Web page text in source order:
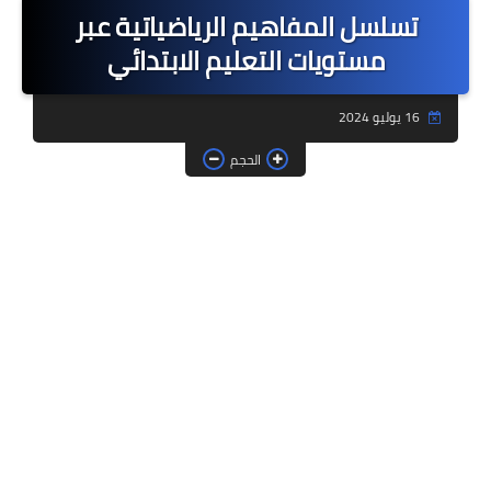
وثائق تربوية
جذاذات
ديداكيتك
تسلسل المفاهيم الرياضياتية عبر
مستويات التعليم الابتدائي
16 يوليو 2024
الحجم